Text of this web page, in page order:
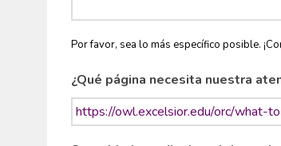
Por favor, sea lo más específico posible.
¿Qué página necesita nuestra